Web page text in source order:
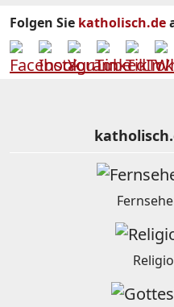
Folgen Sie katholisch.de